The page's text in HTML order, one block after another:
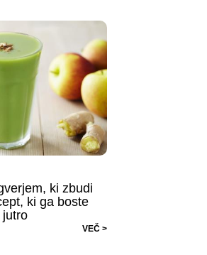
ki zbudi
ki ga boste
jutro
VEČ >